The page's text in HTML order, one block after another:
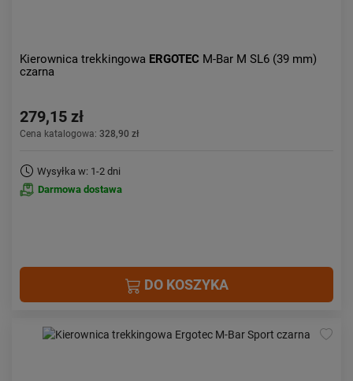
Kierownica trekkingowa ERGOTEC M-Bar M SL6 (39 mm)
czarna
279,15 zł
Cena katalogowa: 328,90 zł
Wysyłka w: 1-2 dni
Darmowa dostawa
DO KOSZYKA